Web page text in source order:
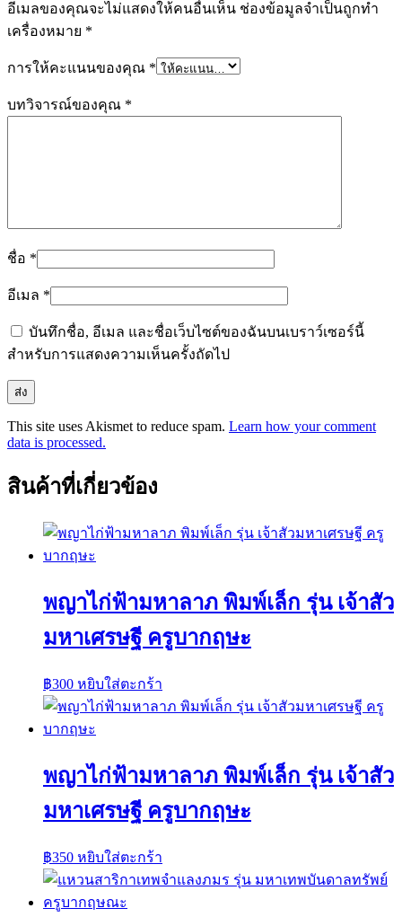
อีเมลของคุณจะไม่แสดงให้คนอื่นเห็น ช่องข้อมูลจำเป็นถูกทำ
เครื่องหมาย *
การให้คะแนนของคุณ *
บทวิจารณ์ของคุณ *
ชื่อ *
อีเมล *
บันทึกชื่อ, อีเมล และชื่อเว็บไซต์ของฉันบนเบราว์เซอร์นี้
สำหรับการแสดงความเห็นครั้งถัดไป
This site uses Akismet to reduce spam. Learn how your comment
data is processed.
สินค้าที่เกี่ยวข้อง
พญาไก่ฟ้ามหาลาภ พิมพ์เล็ก รุ่น เจ้าสัว
มหาเศรษฐี ครูบากฤษะ
฿300 หยิบใส่ตะกร้า
พญาไก่ฟ้ามหาลาภ พิมพ์เล็ก รุ่น เจ้าสัว
มหาเศรษฐี ครูบากฤษะ
฿350 หยิบใส่ตะกร้า